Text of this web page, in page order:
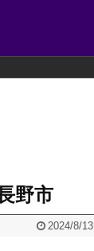
野市
2024/8/13